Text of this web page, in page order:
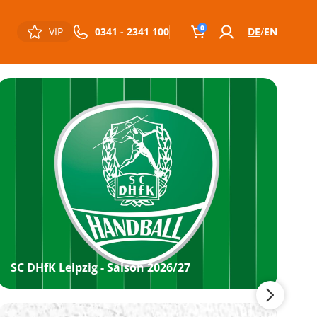
VIP 0341 - 2341 100 0 DE EN
SC DHfK Leipzig - Saison 2026/27